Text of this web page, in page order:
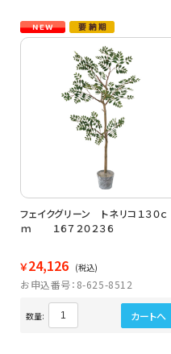
フェイクグリーン トネリコ１３０ｃ
ｍ １６７２０２３６
￥24,126 (税込)
お申込番号：8-625-8512
数量: カートへ